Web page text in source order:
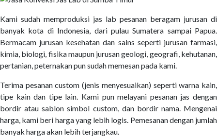
Kami sudah memproduksi jas lab pesanan beragam jurusan di
banyak kota di Indonesia, dari pulau Sumatera sampai Papua.
Bermacam jurusan kesehatan dan sains seperti jurusan farmasi,
kimia, biologi, fisika maupun jurusan geologi, geografi, kehutanan,
pertanian, peternakan pun sudah memesan pada kami.
Terima pesanan custom (jenis menyesuaikan) seperti warna kain,
tipe kain dan tipe lain. Kami pun melayani pesanan jas dengan
bordir atau sablon simbol custom, dan bordir nama. Mengenai
harga, kami beri harga yang lebih logis. Pemesanan dengan jumlah
banyak harga akan lebih terjangkau.